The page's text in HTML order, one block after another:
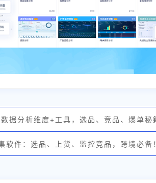
据分析维度+工具，选品、竞品、爆单秘
软件：选品、上货、监控竞品，跨境必备